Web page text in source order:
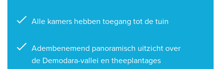
Alle kamers hebben toegang tot de tuin
Adembenemend panoramisch uitzicht over
de Demodara-vallei en theeplantages